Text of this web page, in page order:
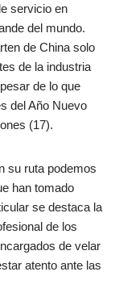
servicio en
del mundo.
de China solo
de la industria
de lo que
del Año Nuevo
(17).
su ruta podemos
han tomado
se destaca la
de los
de velar
atento ante las